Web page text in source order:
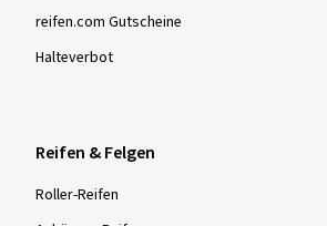
reifen.com Gutscheine
Halteverbot
Reifen & Felgen
Roller-Reifen